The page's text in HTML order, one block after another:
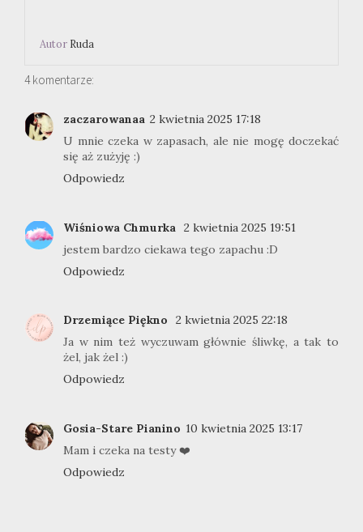
Autor Ruda
4 komentarze:
zaczarowanaa 2 kwietnia 2025 17:18
U mnie czeka w zapasach, ale nie mogę doczekać
się aż zużyję :)
Odpowiedz
Wiśniowa Chmurka
2 kwietnia 2025 19:51
jestem bardzo ciekawa tego zapachu :D
Odpowiedz
Drzemiące Piękno
2 kwietnia 2025 22:18
Ja w nim też wyczuwam głównie śliwkę, a tak to
żel, jak żel :)
Odpowiedz
Gosia-Stare Pianino 10 kwietnia 2025 13:17
Mam i czeka na testy ❤️
Odpowiedz